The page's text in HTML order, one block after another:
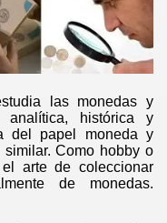
las monedas y
analítica, histórica y
del papel moneda y
Como hobby o
arte de coleccionar
de monedas.
DEL PERÚ
1821-2021